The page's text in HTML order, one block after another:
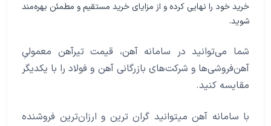
خرید خود را نهایی کرده و از مزایای خرید مستقیم و مطمئن بهره‌مند
شوید.
شما می‌توانید در سامانه آهن، قیمت تیرآهن معمولیِ
آهن‌فروشی‌ها و شرکت‌های بازرگانی آهن و فولاد را با یکدیگر
مقایسه کنید.
با سامانه آهن میتوانید گران ترین و ارزان‌ترین فروشنده